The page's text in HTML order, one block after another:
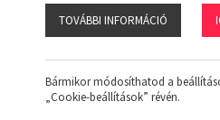
TOVÁBBI INFORMÁCIÓ
Bármikor módosíthatod a
„Cookie-beállítások” révén.